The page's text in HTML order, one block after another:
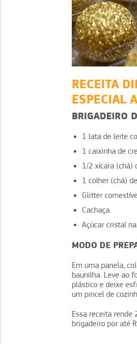
RECEITA
ESPECIAL
BRIGADEIRO
1 lata de leite
1 caixinha de
1/2 xícara (chá)
1 colher (chá)
Glitter
Cachaça
Açúcar cristal
MODO DE
Em uma panela,
baunilha. Leve ao
plástico e deixe
um pincel de
Essa receita rende
brigadeiro por até